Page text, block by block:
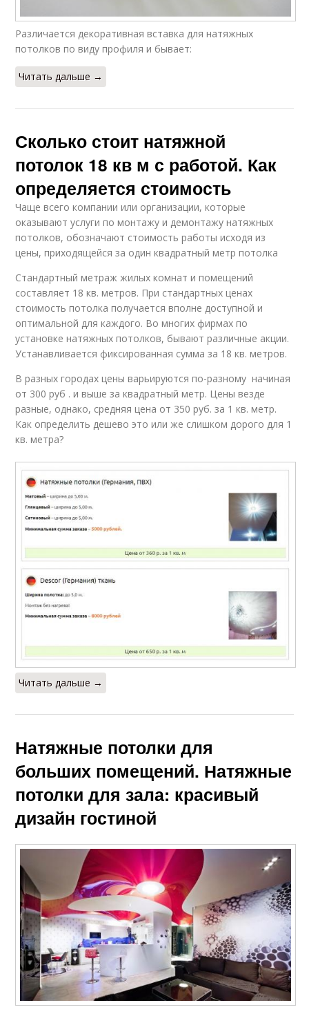
Различается декоративная вставка для натяжных
потолков по виду профиля и бывает:
Читать дальше →
Сколько стоит натяжной
потолок 18 кв м с работой. Как
определяется стоимость
Чаще всего компании или организации, которые
оказывают услуги по монтажу и демонтажу натяжных
потолков, обозначают стоимость работы исходя из
цены, приходящейся за один квадратный метр потолка
Стандартный метраж жилых комнат и помещений
составляет 18 кв. метров. При стандартных ценах
стоимость потолка получается вполне доступной и
оптимальной для каждого. Во многих фирмах по
установке натяжных потолков, бывают различные акции.
Устанавливается фиксированная сумма за 18 кв. метров.
В разных городах цены варьируются по-разному начиная
от 300 руб . и выше за квадратный метр. Цены везде
разные, однако, средняя цена от 350 руб. за 1 кв. метр.
Как определить дешево это или же слишком дорого для 1
кв. метра?
Читать дальше →
Натяжные потолки для
больших помещений. Натяжные
потолки для зала: красивый
дизайн гостиной